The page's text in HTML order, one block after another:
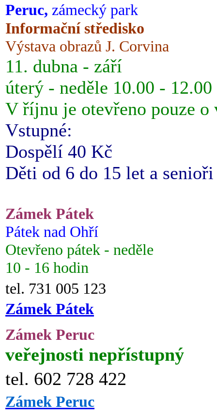
Peruc, zámecký park
Informační středisko
Výstava obrazů J. Corvina
11. dubna - září
úterý - neděle 10.00 -
V říjnu je otevřeno pouze o
Vstupné:
Dospělí 40 Kč
Děti od 6 do 15 let a
Zámek Pátek
Pátek nad Ohří
Otevřeno pátek - neděle
10 - 16 hodin
tel. 731 005 123
Zámek Pátek
Zámek Peruc
veřejnosti nepřístupný
tel. 602 728 422
Zámek Peruc